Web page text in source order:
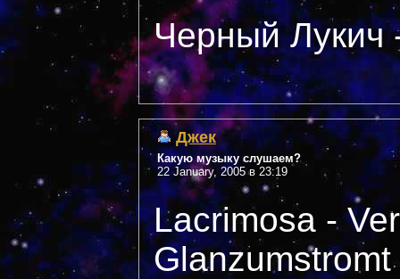
Черный Лукич
Джек
Какую музыку слушаем?
22 January, 2005 в 23:19
Lacrimosa -
Glanzumstromt